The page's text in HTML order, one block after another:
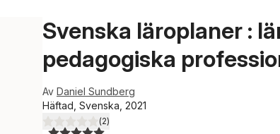
Svenska läroplaner :
pedagogiska
Av Daniel Sundberg
Häftad, Svenska, 2021
5,0utav 5 stjärnor. Totalt antal röster:
(2)